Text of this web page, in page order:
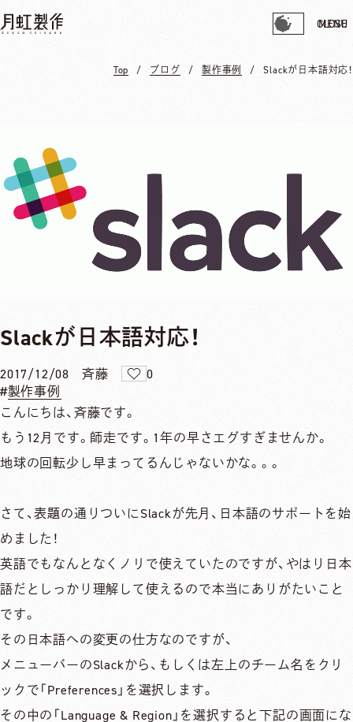
MENU
CLOSE
Top ブログ 製作事例 Slackが日本語対応！
Slackが日本語対応！
2017/12/08 斉藤
0
製作事例
こんにちは、斉藤です。
もう12月です。師走です。1年の早さエグすぎませんか。
地球の回転少し早まってるんじゃないかな。。。
さて、表題の通りついにSlackが先月、日本語のサポートを始
めました！
英語でもなんとなくノリで使えていたのですが、やはり日本
語だとしっかり理解して使えるので本当にありがたいこと
です。
その日本語への変更の仕方なのですが、
メニューバーのSlackから、もしくは左上のチーム名をクリ
ックで「Preferences」を選択します。
その中の「Language & Region」を選択すると下記の画面にな